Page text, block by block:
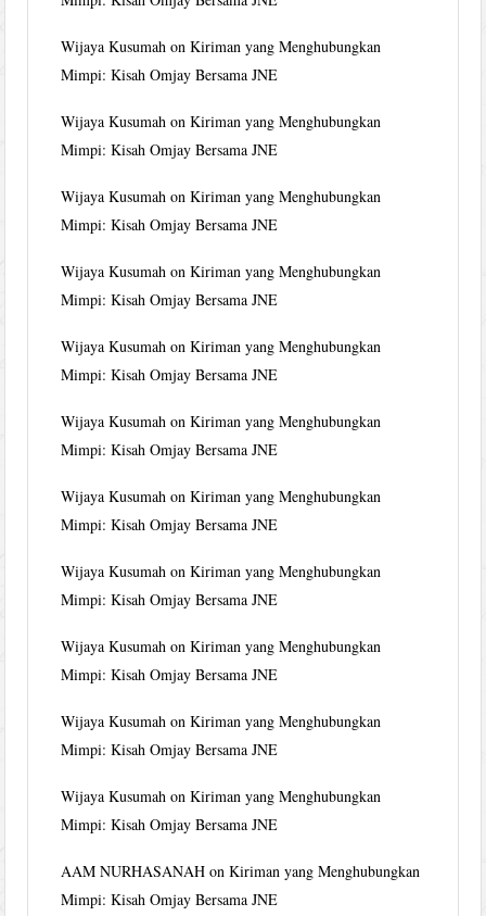
Wijaya Kusumah onKiriman yang Menghubungkan
Mimpi: Kisah Omjay Bersama JNE
Wijaya Kusumah onKiriman yang Menghubungkan
Mimpi: Kisah Omjay Bersama JNE
Wijaya Kusumah onKiriman yang Menghubungkan
Mimpi: Kisah Omjay Bersama JNE
Wijaya Kusumah onKiriman yang Menghubungkan
Mimpi: Kisah Omjay Bersama JNE
Wijaya Kusumah onKiriman yang Menghubungkan
Mimpi: Kisah Omjay Bersama JNE
Wijaya Kusumah onKiriman yang Menghubungkan
Mimpi: Kisah Omjay Bersama JNE
Wijaya Kusumah onKiriman yang Menghubungkan
Mimpi: Kisah Omjay Bersama JNE
Wijaya Kusumah onKiriman yang Menghubungkan
Mimpi: Kisah Omjay Bersama JNE
Wijaya Kusumah onKiriman yang Menghubungkan
Mimpi: Kisah Omjay Bersama JNE
Wijaya Kusumah onKiriman yang Menghubungkan
Mimpi: Kisah Omjay Bersama JNE
Wijaya Kusumah onKiriman yang Menghubungkan
Mimpi: Kisah Omjay Bersama JNE
AAM NURHASANAH onKiriman yang Menghubungkan
Mimpi: Kisah Omjay Bersama JNE